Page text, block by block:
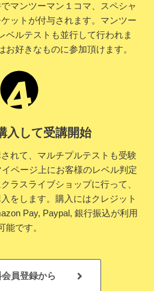
マンツーマン１コマ、スペシャ
ットが付与されます。マンツー
ルテストも並行して行われま
好きなものに参加頂けます。
入して受講開始
れて、マルチプルテストも受験
ページ上にお客様のレベル判定
ラスライブショップに行って、
をします。購入にはクレジット
Pay, Paypal, 銀行振込が利用
能です。
員登録から